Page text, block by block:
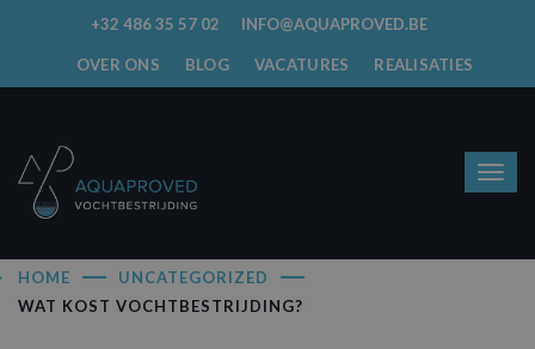
+32 486 35 57 02 INFO@AQUAPROVED.BE
OVER ONS BLOG VACATURES REALISATIES
HOME
UNCATEGORIZED
WAT KOST VOCHTBESTRIJDING?